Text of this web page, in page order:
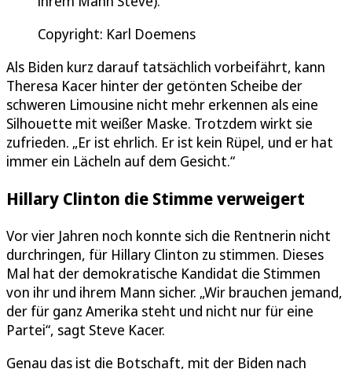
Copyright: Karl Doemens
Als Biden kurz darauf tatsächlich vorbeifährt, kann
Theresa Kacer hinter der getönten Scheibe der
schweren Limousine nicht mehr erkennen als eine
Silhouette mit weißer Maske. Trotzdem wirkt sie
zufrieden. „Er ist ehrlich. Er ist kein Rüpel, und er hat
immer ein Lächeln auf dem Gesicht.“
Hillary Clinton die Stimme verweigert
Vor vier Jahren noch konnte sich die Rentnerin nicht
durchringen, für Hillary Clinton zu stimmen. Dieses
Mal hat der demokratische Kandidat die Stimmen
von ihr und ihrem Mann sicher. „Wir brauchen jemand,
der für ganz Amerika steht und nicht nur für eine
Partei“, sagt Steve Kacer.
Genau das ist die Botschaft, mit der Biden nach